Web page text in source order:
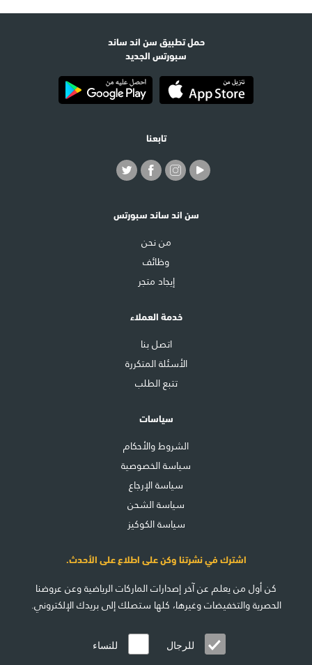
حمل تطبيق سن اند ساند
سبورتس الجديد
تابعنا
سن اند ساند سبورتس
من نحن
وظائف
إيجاد متجر
خدمة العملاء
اتصل بنا
الأسئلة المتكررة
تتبع الطلب
سياسات
الشروط والأحكام
سياسة الخصوصية
سياسة الإرجاع
سياسة الشحن
سياسة الكوكيز
اشترك في نشرتنا وكن على اطلاع على الأحدث.
كن أول من يعلم عن آخر إصدارات الماركات الرياضية وعن عروضنا
الحصرية والتخفيضات وغيرها، كلها ستصلك إلى بريدك الإلكتروني.
للرجال للنساء